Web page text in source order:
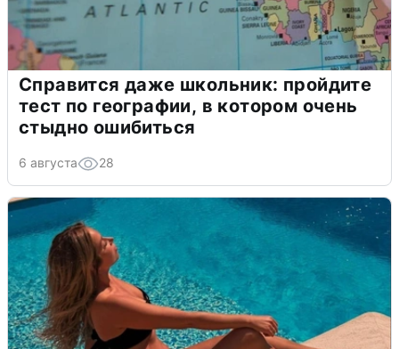
Справится даже школьник: пройдите
тест по географии, в котором очень
стыдно ошибиться
6 августа 28